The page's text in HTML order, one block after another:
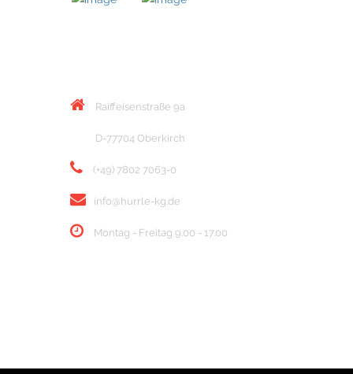
Raiffeisenstraße 9a
D-77704 Oberkirch
(+49) 7802 7063-0
info@hurrle-kg.de
Montag - Freitag 9.00 - 17.00